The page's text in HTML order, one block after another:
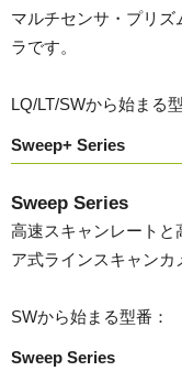
マルチセンサ・プリズ
ラです。
LQ/LT/SWから始まる
Sweep+ Series
Sweep Series
高速スキャンレートと
ア式ラインスキャンカ
SWから始まる型番：
Sweep Series